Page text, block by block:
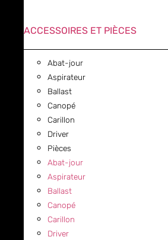
ACCESSOIRES ET PIÈCES
Abat-jour
Aspirateur
Ballast
Canopé
Carillon
Driver
Pièces
Abat-jour
Aspirateur
Ballast
Canopé
Carillon
Driver